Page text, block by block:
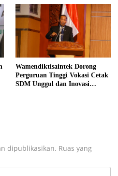
Wamendiktisaintek Dorong
Perguruan Tinggi Vokasi Cetak
SDM Unggul dan Inovasi
dipublikasikan. Ruas yang